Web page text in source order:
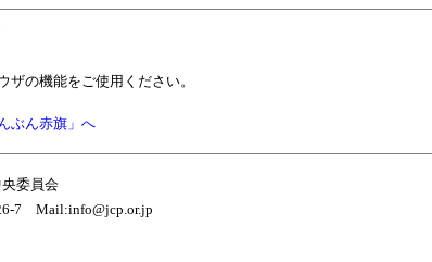
ザの機能をご使用ください。
ぶん赤旗」へ
委員会
7 Mail:info@jcp.or.jp